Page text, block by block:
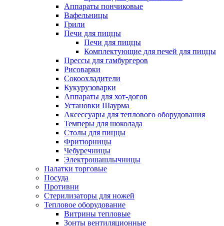
Аппараты пончиковые
Вафельницы
Грили
Печи для пиццы
Печи для пиццы
Комплектующие для печей для пиццы
Прессы для гамбургеров
Рисоварки
Сокоохладители
Кукурузоварки
Аппараты для хот-догов
Установки Шаурма
Аксессуары для теплового оборудования
Темперы для шоколада
Столы для пиццы
Фритюрницы
Чебуречницы
Электрошашлычницы
Палатки торговые
Посуда
Противни
Стерилизаторы для ножей
Тепловое оборудование
Витрины тепловые
Зонты вентиляционные